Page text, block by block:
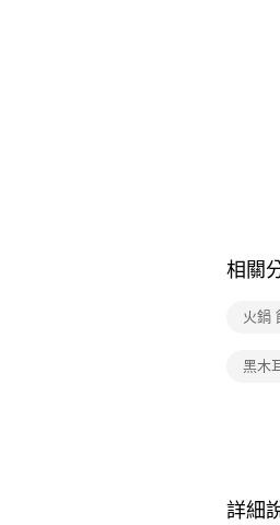
相關
火鍋
黑木
詳細